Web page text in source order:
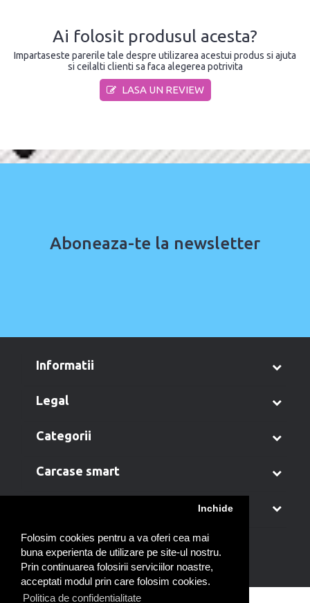
Folosim cookies pentru a va oferi cea mai
buna experienta de utilizare pe site-ul nostru.
Prin continuarea folosirii serviciilor noastre,
acceptati modul prin care folosim cookies.
Politica de confidentialitate
Inchide
Ai folosit produsul acesta?
Impartaseste parerile tale despre utilizarea acestui produs si ajuta
si ceilalti clienti sa faca alegerea potrivita
LASA UN REVIEW
Aboneaza-te la newsletter
informatii
legal
categorii
carcase smart